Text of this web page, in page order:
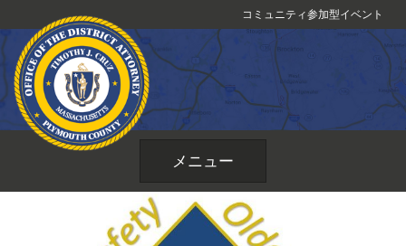
ン
テ
ツ
コミュニティ参加型イベント
メニュー